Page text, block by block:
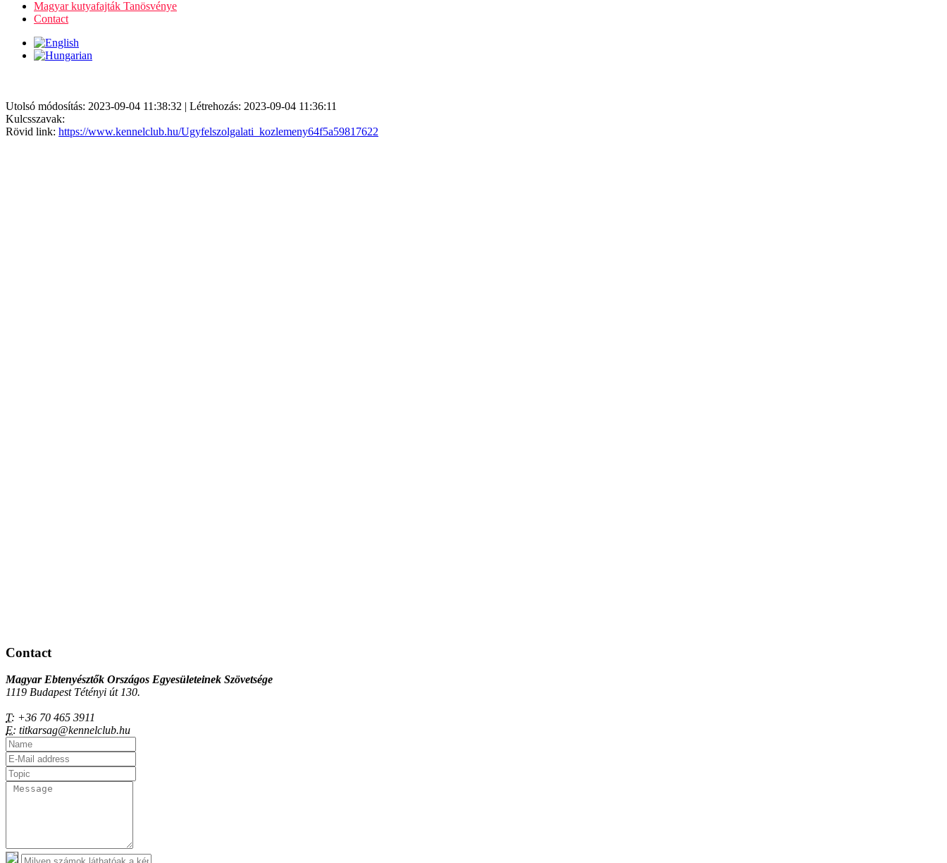
Magyar kutyafajták Tanösvénye
Contact
Utolsó módosítás: 2023-09-04 11:38:32 | Létrehozás: 2023-09-04 11:36:11
Kulcsszavak:
Rövid link: https://www.kennelclub.hu/Ugyfelszolgalati_kozlemeny64f5a59817622
Contact
Magyar Ebtenyésztők Országos Egyesületeinek Szövetsége
1119 Budapest Tétényi út 130.
T: +36 70 465 3911
E: titkarsag@kennelclub.hu